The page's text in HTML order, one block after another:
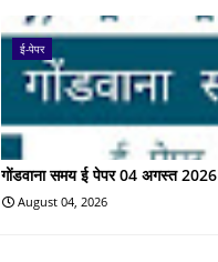
ई-पेपर
गोंडवाना समय ई पेपर 04 अगस्त 2026
August 04, 2026